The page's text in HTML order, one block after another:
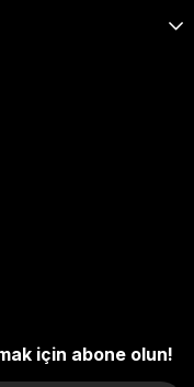
için abone olun!